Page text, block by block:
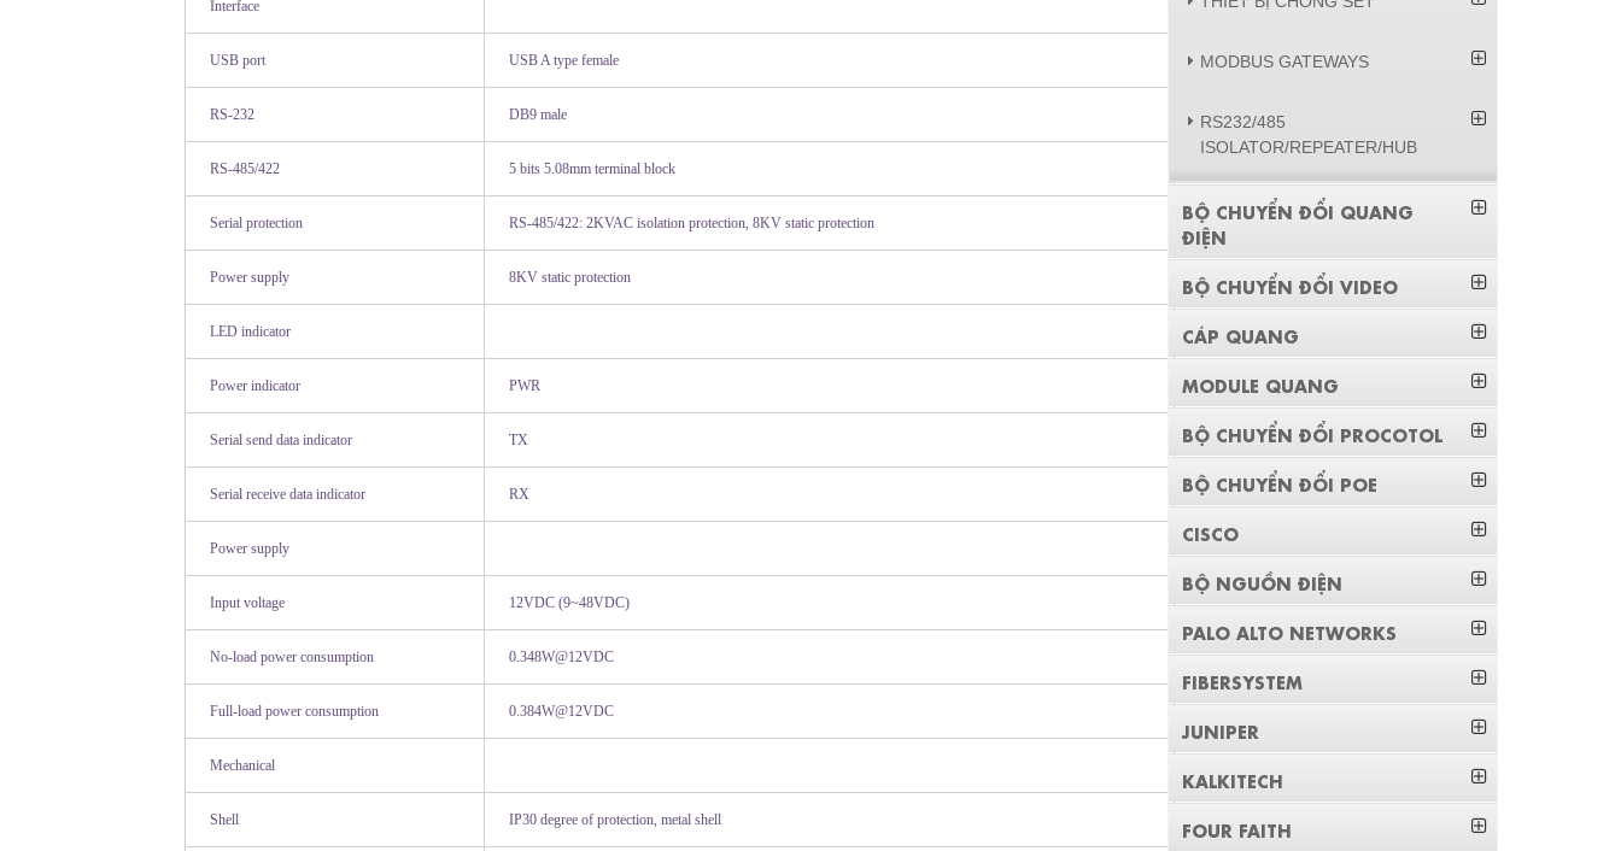
Interface
USB port USB A type female
RS-232 DB9 male
RS-485/422 5 bits 5.08mm terminal block
Serial protection RS-485/422: 2KVAC isolation protection, 8KV static protection
Power supply 8KV static protection
LED indicator
Power indicator PWR
Serial send data indicator TX
Serial receive data indicator RX
Power supply
Input voltage 12VDC (9~48VDC)
No-load power consumption 0.348W@12VDC
Full-load power consumption 0.384W@12VDC
Mechanical
Shell IP30 degree of protection, metal shell
MODBUS GATEWAYS
RS232/485
ISOLATOR/REPEATER/HUB
BỘ CHUYỂN ĐỔI QUANG
ĐIỆN
BỘ CHUYỂN ĐỔI VIDEO
CÁP QUANG
MODULE QUANG
BỘ CHUYỂN ĐỔI PROCOTOL
BỘ CHUYỂN ĐỔI POE
CISCO
BỘ NGUỒN ĐIỆN
PALO ALTO NETWORKS
FIBERSYSTEM
JUNIPER
KALKITECH
FOUR FAITH